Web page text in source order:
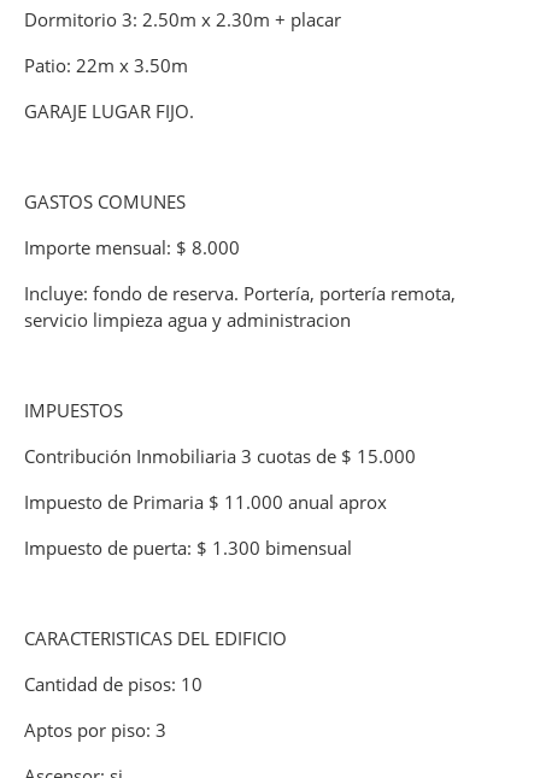
Dormitorio 3: 2.50m x 2.30m + placar
Patio: 22m x 3.50m
GARAJE LUGAR FIJO.
GASTOS COMUNES
Importe mensual: $ 8.000
Incluye: fondo de reserva. Portería, portería remota,
servicio limpieza agua y administracion
IMPUESTOS
Contribución Inmobiliaria 3 cuotas de $ 15.000
Impuesto de Primaria $ 11.000 anual aprox
Impuesto de puerta: $ 1.300 bimensual
CARACTERISTICAS DEL EDIFICIO
Cantidad de pisos: 10
Aptos por piso: 3